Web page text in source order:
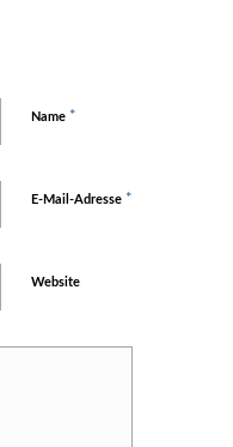
Name *
E-Mail-Adresse *
Website